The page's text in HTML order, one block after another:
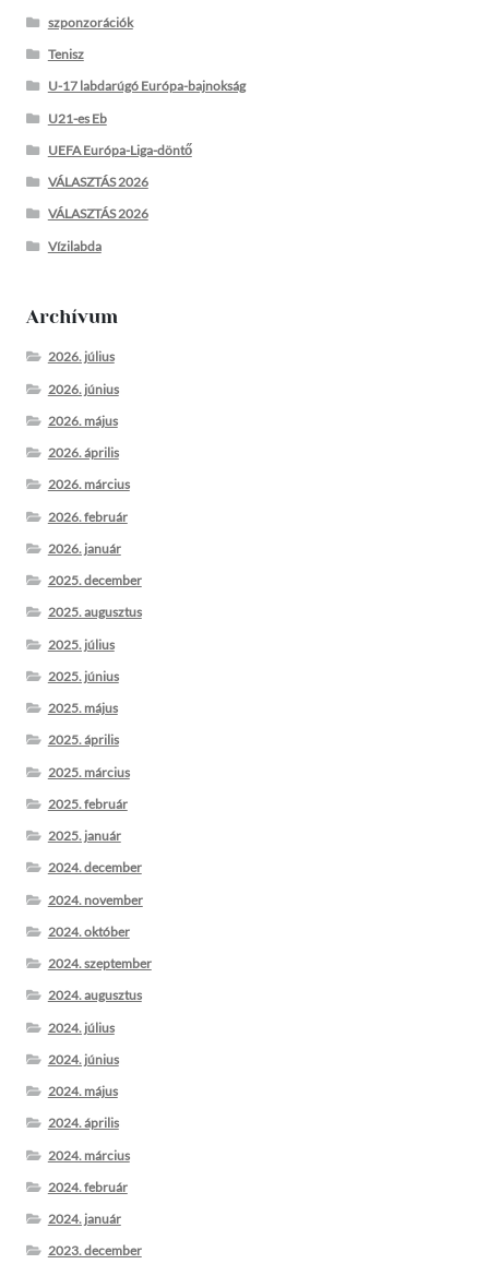
szponzorációk
Tenisz
U-17 labdarúgó Európa-bajnokság
U21-es Eb
UEFA Európa-Liga-döntő
VÁLASZTÁS 2026
VÁLASZTÁS 2026
Vízilabda
Archívum
2026. július
2026. június
2026. május
2026. április
2026. március
2026. február
2026. január
2025. december
2025. augusztus
2025. július
2025. június
2025. május
2025. április
2025. március
2025. február
2025. január
2024. december
2024. november
2024. október
2024. szeptember
2024. augusztus
2024. július
2024. június
2024. május
2024. április
2024. március
2024. február
2024. január
2023. december